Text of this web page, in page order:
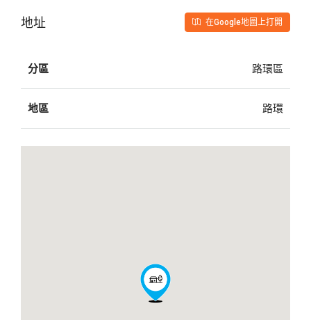
地址 在Google地圖上打開
分區 路環區
地區 路環